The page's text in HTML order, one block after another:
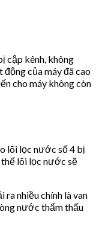
cập kênh, không
của máy đã cao
cho máy không còn
lõi lọc nước số 4 bị
lõi lọc nước sẽ
ra nhiều chính là van
nước thẩm thấu